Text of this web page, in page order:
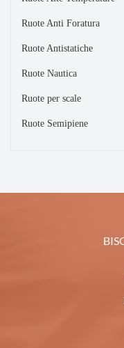
Ruote Anti Foratura
Ruote Antistatiche
Ruote Nautica
Ruote per scale
Ruote Semipiene